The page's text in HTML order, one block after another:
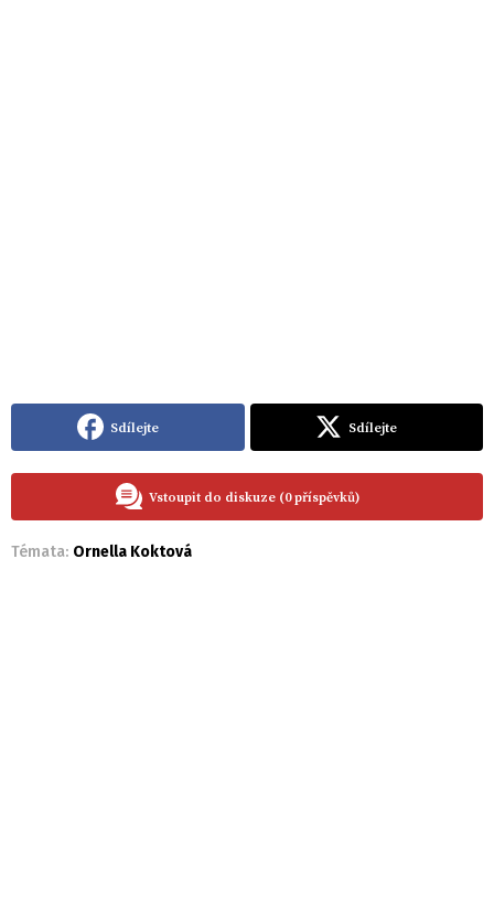
Sdílejte Sdílejte
Vstoupit do diskuze (0 příspěvků)
Témata: Ornella Koktová